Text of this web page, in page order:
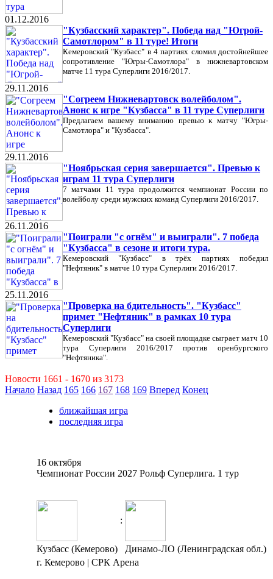
01.12.2016
"Кузбасский характер". Победа над "Югрой-
Самотлором" в 11 туре! Итоги
Кемеровский "Кузбасс" в 4 партиях сломил достойнейшее
сопротивление "Югры-Самотлора" в нижневартовском
матче 11 тура Суперлиги 2016/2017.
29.11.2016
"Согреем Нижневартовск волейболом".
Анонс к игре "Кузбасса" в 11 туре Суперлиги
Предлагаем вашему вниманию превью к матчу "Югры-
Самотлора" и "Кузбасса".
29.11.2016
"Ноябрьская серия завершается". Превью к
играм 11 тура Суперлиги
7 матчами 11 тура продолжится чемпионат России по
волейболу среди мужских команд Суперлиги 2016/2017.
26.11.2016
"Поиграли "с огнём" и выиграли". 7 победа
"Кузбасса" в сезоне и итоги тура.
Кемеровский "Кузбасс" в трёх партиях победил
"Нефтяник" в матче 10 тура Суперлиги 2016/2017.
25.11.2016
"Проверка на бдительность". "Кузбасс"
примет "Нефтяник" в рамках 10 тура
Суперлиги
Кемеровский "Кузбасс" на своей площадке сыграет матч 10
тура Суперлиги 2016/2017 против оренбургского
"Нефтяника".
Новости 1661 - 1670 из 3173
Начало Назад 165 166 167 168 169 Вперед Конец
ближайшая игра
последняя игра
16 октября
Чемпионат России 2027 Рольф Суперлига. 1 тур
:
Кузбасс (Кемерово)
Динамо-ЛО (Ленинградская обл.)
г. Кемерово | СРК Арена